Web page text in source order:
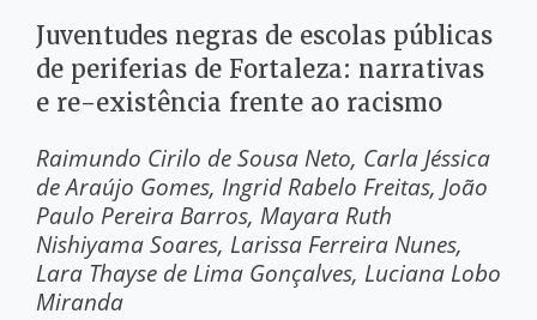
Juventudes negras de escolas públicas
de periferias de Fortaleza: narrativas
e re-existência frente ao racismo
Raimundo Cirilo de Sousa Neto Carla Jéssica
de Araújo Gomes Ingrid Rabelo Freitas João
Paulo Pereira Barros Mayara Ruth
Nishiyama Soares Larissa Ferreira Nunes
Lara Thayse de Lima Gonçalves Luciana Lobo
Miranda